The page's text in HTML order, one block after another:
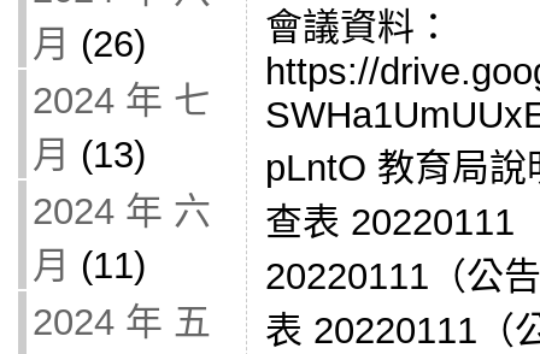
月 (26)
2024 年 七
月 (13)
2024 年 六
月 (11)
2024 年 五
會議資料：
https://
pLntO 教育局
查表 20220111
20220111（公
表 20220111（